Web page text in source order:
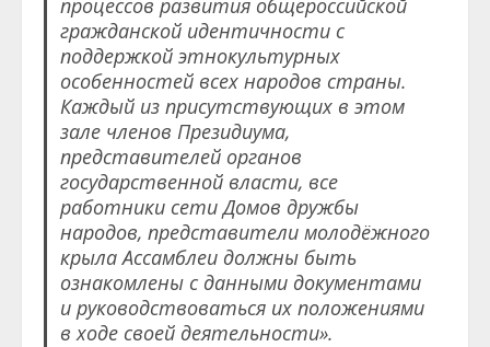
процессов развития общероссийской
гражданской идентичности с
поддержкой этнокультурных
особенностей всех народов страны.
Каждый из присутствующих в этом
зале членов Президиума,
представителей органов
государственной власти, все
работники сети Домов дружбы
народов, представители молодёжного
крыла Ассамблеи должны быть
ознакомлены с данными документами
и руководствоваться их положениями
в ходе своей деятельности».